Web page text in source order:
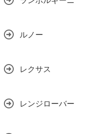
ルノー
レクサス
レンジローバー